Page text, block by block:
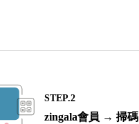
STEP.2
zingala會員 → 掃碼